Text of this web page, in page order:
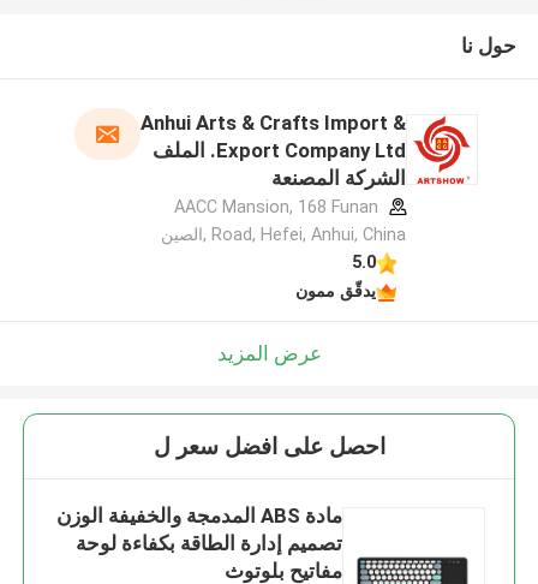
حول نا
Anhui Arts & Crafts Import &
Export Company Ltd. الملف
الشركة المصنعة
AACC Mansion, 168 Funan
Road, Hefei, Anhui, China ,الصين
5.0
يدقّق ممون
عرض المزيد
احصل على افضل سعر ل
مادة ABS المدمجة والخفيفة الوزن
تصميم إدارة الطاقة بكفاءة لوحة
مفاتيح بلوتوث